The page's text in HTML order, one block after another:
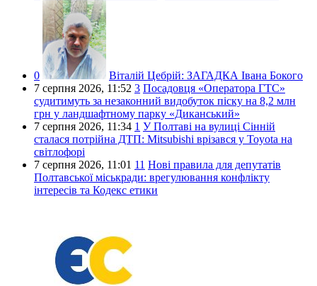
0 Віталій Цебрій: ЗАГАДКА Івана Бокого
7 серпня 2026, 11:52 3 Посадовця «Оператора ГТС»
судитимуть за незаконний видобуток піску на 8,2 млн
грн у ландшафтному парку «Диканський»
7 серпня 2026, 11:34 1 У Полтаві на вулиці Сінній
сталася потрійна ДТП: Mitsubishi врізався у Toyota на
світлофорі
7 серпня 2026, 11:01 11 Нові правила для депутатів
Полтавської міськради: врегулювання конфлікту
інтересів та Кодекс етики